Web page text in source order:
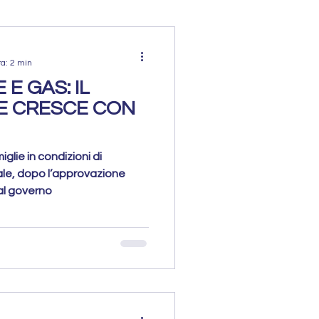
E GAS: IL
CRESCE CON
in condizioni di
dopo l’approvazione
governo
2 min